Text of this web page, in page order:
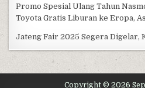
Promo Spesial Ulang Tahun
Toyota Gratis Liburan ke Eropa,
Jateng Fair 2025 Segera Digelar,
Copyright © 2026